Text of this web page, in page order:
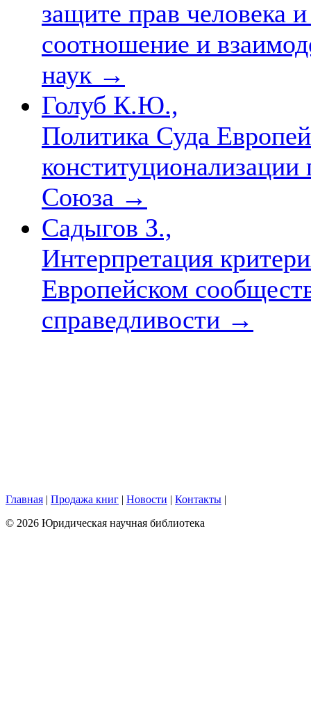
защите прав человека
соотношение и
наук →
Голуб К.Ю.,
Политика Суда
конституционализации
Союза →
Садыгов З.,
Интерпретация
Европейском
справедливости →
Главная | Продажа книг | Новости | Контакты |
© 2026 Юридическая научная библиотека